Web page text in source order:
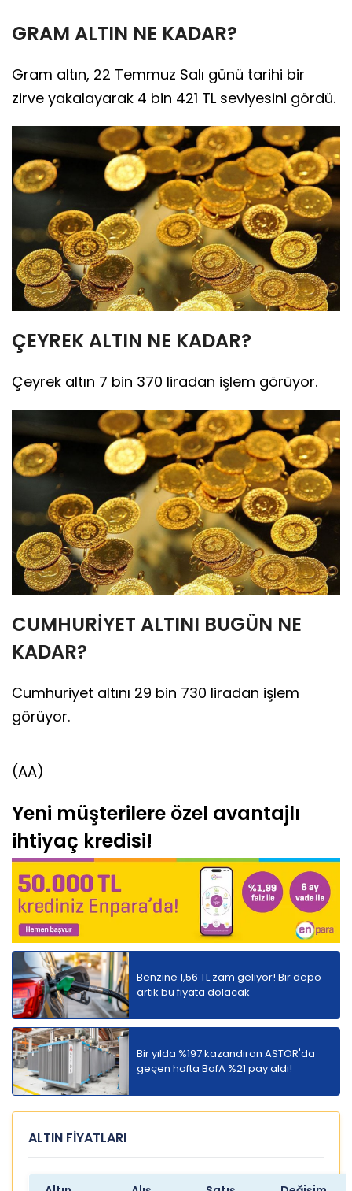
GRAM ALTIN NE KADAR?
Gram altın, 22 Temmuz Salı günü tarihi bir
zirve yakalayarak 4 bin 421 TL seviyesini gördü.
ÇEYREK ALTIN NE KADAR?
Çeyrek altın 7 bin 370 liradan işlem görüyor.
CUMHURİYET ALTINI BUGÜN NE
KADAR?
Cumhuriyet altını 29 bin 730 liradan işlem
görüyor.
(AA)
Yeni müşterilere özel avantajlı
ihtiyaç kredisi!
Benzine 1,56 TL zam geliyor! Bir depo
artık bu fiyata dolacak
Bir yılda %197 kazandıran ASTOR'da
geçen hafta BofA %21 pay aldı!
ALTIN FİYATLARI